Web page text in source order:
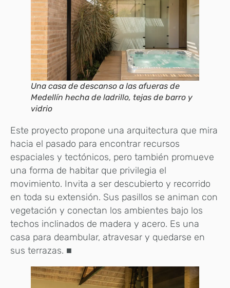
Una casa de descanso a las afueras de
Medellín hecha de ladrillo, tejas de barro y
vidrio
Este proyecto propone una arquitectura que mira
hacia el pasado para encontrar recursos
espaciales y tectónicos, pero también promueve
una forma de habitar que privilegia el
movimiento. Invita a ser descubierto y recorrido
en toda su extensión. Sus pasillos se animan con
vegetación y conectan los ambientes bajo los
techos inclinados de madera y acero. Es una
casa para deambular, atravesar y quedarse en
sus terrazas. ■